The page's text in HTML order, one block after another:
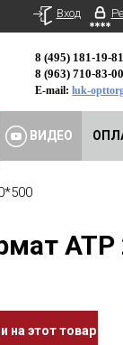
Вход
8 (495) 181-19-81
8 (963) 710-83-00
E-mail:luk-
ВИДЕО
АТР
на этот товар